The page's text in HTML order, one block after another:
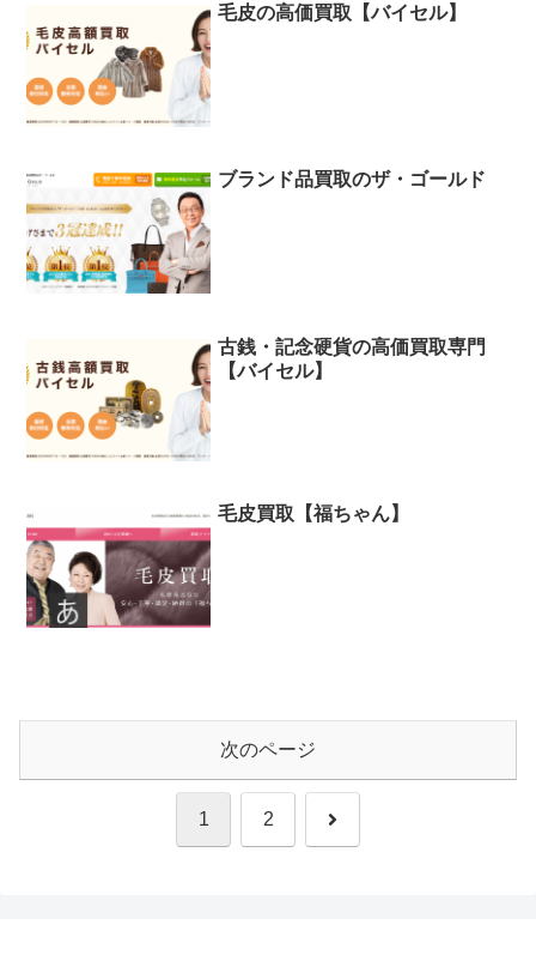
毛皮の高価買取【バイセル】
ブランド品買取のザ・ゴールド
古銭・記念硬貨の高価買取専門
【バイセル】
毛皮買取【福ちゃん】
次のページ
1 2 次